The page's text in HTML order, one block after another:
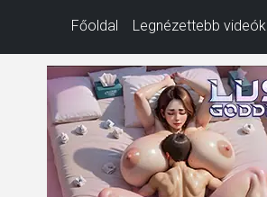
Főoldal Legnézettebb videók